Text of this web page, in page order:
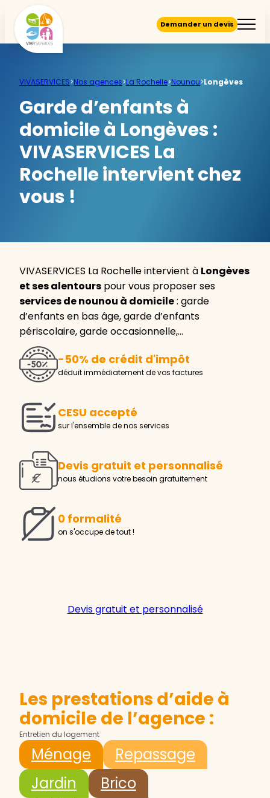
Demander un devis
VIVASERVICES>Nos agences>La Rochelle>Nounou>Longèves
Garde d’enfants à
domicile à Longèves :
VIVASERVICES La
Rochelle intervient chez
vous !
VIVASERVICES La Rochelle intervient à Longèves
et ses alentours pour vous proposer ses
services de nounou à domicile: garde
d’enfants en bas âge, garde d’enfants
périscolaire, garde occasionnelle,…
-50% de crédit d'impôt
déduit immédiatement de vos factures
CESU accepté
sur l'ensemble de nos services
Devis gratuit et personnalisé
nous étudions votre besoin gratuitement
0 formalité
on s'occupe de tout !
Devis gratuit et personnalisé
Les prestations d’aide à
domicile de l’agence :
Entretien du logement
Ménage
Repassage
Jardin
Brico